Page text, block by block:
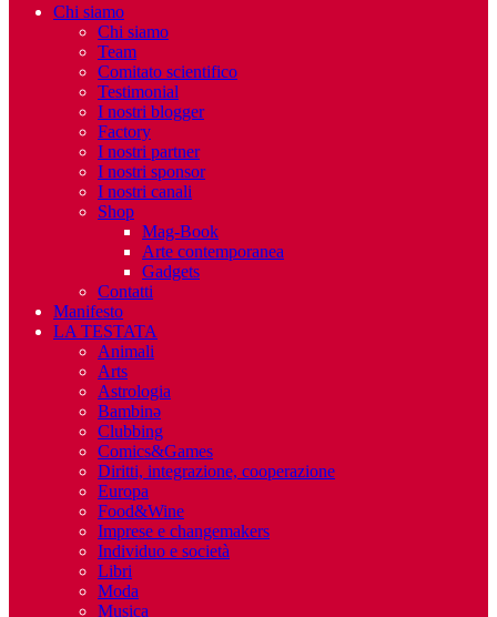
Chi siamo
Chi siamo
Team
Comitato scientifico
Testimonial
I nostri blogger
Factory
I nostri partner
I nostri sponsor
I nostri canali
Shop
Mag-Book
Arte contemporanea
Gadgets
Contatti
Manifesto
LA TESTATA
Animali
Arts
Astrologia
Bambinə
Clubbing
Comics&Games
Diritti, integrazione, cooperazione
Europa
Food&Wine
Imprese e changemakers
Individuo e società
Libri
Moda
Musica